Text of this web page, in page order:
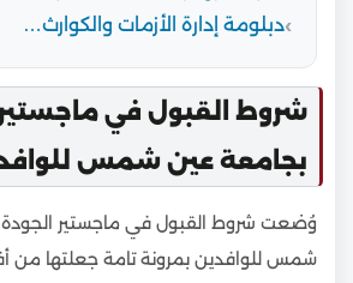
دبلومة إدارة الأزمات والكوارث…
شروط القبول في ماجستير
بجامعة عين شمس
وُضعت شروط القبول في ماجستير
شمس للوافدين بمرونة تامة جعلتها من